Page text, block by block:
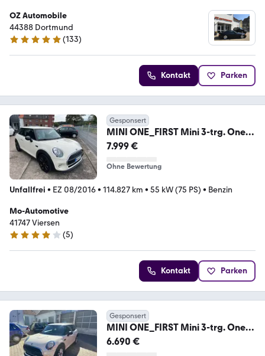
OZ Automobile
44388 Dortmund
5 Sterne
(133)
Kontakt Parken
Gesponsert
MINI ONE_FIRST Mini 3-trg. One
First
7.999 €
Ohne Bewertung
Unfallfrei • EZ 08/2016• 114.827 km • 55 kW (75 PS) • Benzin
Mo-Automotive
41747 Viersen
3.8 Sterne
(5)
Kontakt Parken
Gesponsert
MINI ONE_FIRST Mini 3-trg. One
First.Klima.HU NEU.
6.690 €